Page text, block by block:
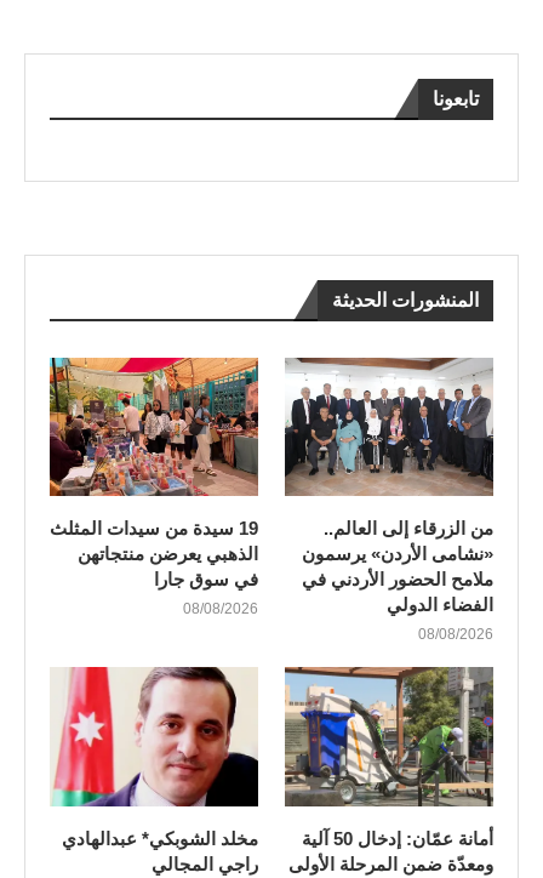
تابعونا
المنشورات الحديثة
من الزرقاء إلى العالم..
«نشامى الأردن» يرسمون
ملامح الحضور الأردني في
الفضاء الدولي
08/08/2026
19 سيدة من سيدات المثلث
الذهبي يعرضن منتجاتهن
في سوق جارا
08/08/2026
أمانة عمّان: إدخال 50 آلية
ومعدّة ضمن المرحلة الأولى
مخلد الشوبكي* عبدالهادي
راجي المجالي